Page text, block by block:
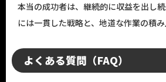
本当の成功者は、継続的に収益を出し
には一貫した戦略と、地道な作業の積み
よくある質問（FAQ）